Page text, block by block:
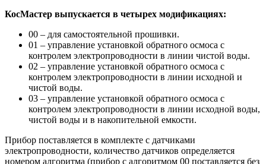
КосМастер выпускается в четырех модификациях:
00 – для самостоятельной прошивки.
01 – управление установкой обратного осмоса с
контролем электропроводности в линии чистой воды.
02 – управление установкой обратного осмоса с
контролем электропроводности в линии исходной и
чистой воды.
03 – управление установкой обратного осмоса с
контролем электропроводности в линии исходной воды,
чистой воды и в накопительной емкости.
Прибор поставляется в комплекте с датчиками
электропроводности, количество датчиков определяется
номером алгоритма (прибор с алгоритмом 00 поставляется без